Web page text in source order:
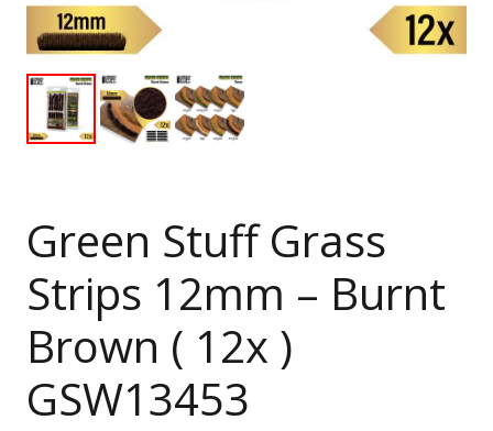
Green Stuff Grass
Strips 12mm – Burnt
Brown ( 12x )
GSW13453